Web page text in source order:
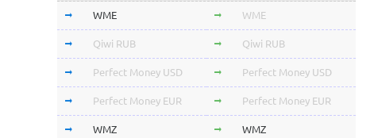
Cardano ADA Cardano ADA
OmiseGo OMG OmiseGo OMG
Verge XVG Verge XVG
BitTorrent BTT BitTorrent BTT
Stellar Lumens XLM Stellar Lumens XLM
WME WME
Qiwi RUB Qiwi RUB
Perfect Money USD Perfect Money USD
Perfect Money EUR Perfect Money EUR
WMZ WMZ